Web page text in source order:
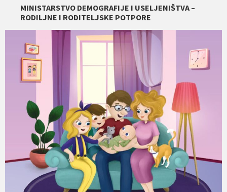
MINISTARSTVO DEMOGRAFIJE I USELJENIŠTVA –
RODILJNE I RODITELJSKE POTPORE